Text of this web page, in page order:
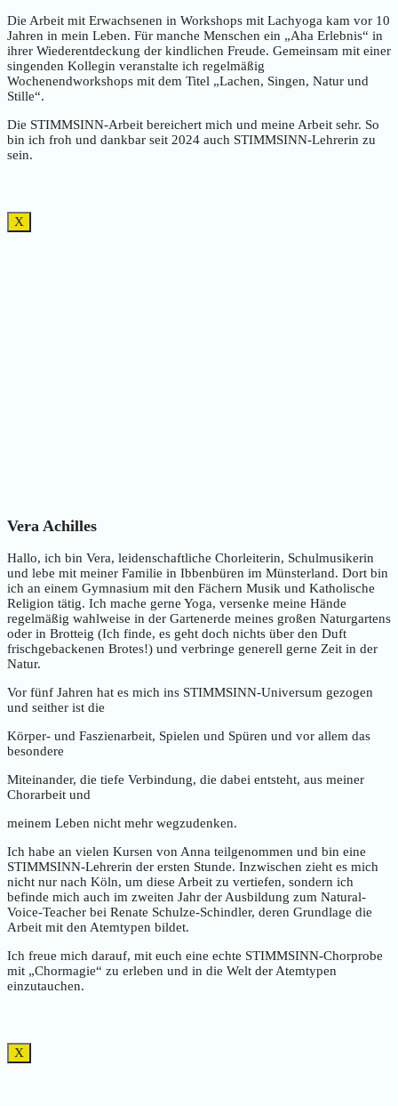
Die Arbeit mit Erwachsenen in Workshops mit Lachyoga kam vor 10
Jahren in mein Leben. Für manche Menschen ein „Aha Erlebnis“ in
ihrer Wiederentdeckung der kindlichen Freude. Gemeinsam mit einer
singenden Kollegin veranstalte ich regelmäßig
Wochenendworkshops mit dem Titel „Lachen, Singen, Natur und
Stille“.
Die STIMMSINN-Arbeit bereichert mich und meine Arbeit sehr. So
bin ich froh und dankbar seit 2024 auch STIMMSINN-Lehrerin zu
sein.
X
Vera Achilles
Hallo, ich bin Vera, leidenschaftliche Chorleiterin, Schulmusikerin
und lebe mit meiner Familie in Ibbenbüren im Münsterland. Dort bin
ich an einem Gymnasium mit den Fächern Musik und Katholische
Religion tätig. Ich mache gerne Yoga, versenke meine Hände
regelmäßig wahlweise in der Gartenerde meines großen Naturgartens
oder in Brotteig (Ich finde, es geht doch nichts über den Duft
frischgebackenen Brotes!) und verbringe generell gerne Zeit in der
Natur.
Vor fünf Jahren hat es mich ins STIMMSINN-Universum gezogen
und seither ist die
Körper- und Faszienarbeit, Spielen und Spüren und vor allem das
besondere
Miteinander, die tiefe Verbindung, die dabei entsteht, aus meiner
Chorarbeit und
meinem Leben nicht mehr wegzudenken.
Ich habe an vielen Kursen von Anna teilgenommen und bin eine
STIMMSINN-Lehrerin der ersten Stunde. Inzwischen zieht es mich
nicht nur nach Köln, um diese Arbeit zu vertiefen, sondern ich
befinde mich auch im zweiten Jahr der Ausbildung zum Natural-
Voice-Teacher bei Renate Schulze-Schindler, deren Grundlage die
Arbeit mit den Atemtypen bildet.
Ich freue mich darauf, mit euch eine echte STIMMSINN-Chorprobe
mit „Chormagie“ zu erleben und in die Welt der Atemtypen
einzutauchen.
X